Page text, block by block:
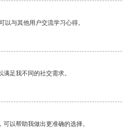
以与其他用户交流学习心得。
足我不同的社交需求。
以帮助我做出更准确的选择。